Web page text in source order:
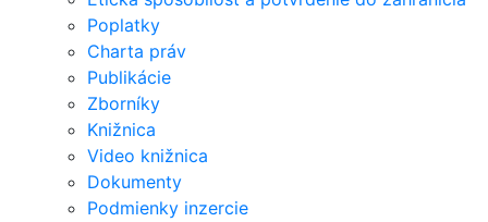
Poplatky
Charta práv
Publikácie
Zborníky
Knižnica
Video knižnica
Dokumenty
Podmienky inzercie